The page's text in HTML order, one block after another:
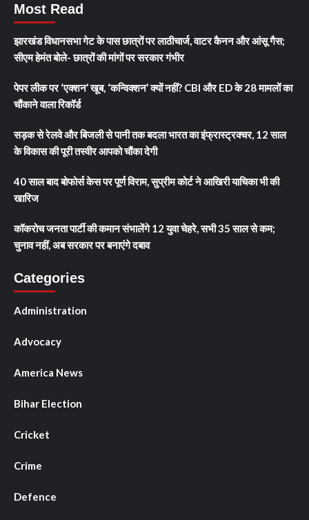
Most Read
झारखंड विधानसभा गेट के पास छात्रों पर लाठीचार्ज, वाटर कैनन और आंसू गैस;
सीएम हेमंत बोले- छात्रों की मांगों पर सरकार गंभीर
पेपर लीक पर ‘एक्शन’ खूब, ‘कन्विक्शन’ क्यों नहीं? CBI और ED के 28 मामलों का
चौंकाने वाला रिकॉर्ड
सड़क से रेलवे और बिजली से पानी तक बदला भारत का इंफ्रास्ट्रक्चर, 12 साल
के विकास की पूरी तस्वीर आपको चौंका देगी
40 साल बाद बोफोर्स केस पर पूर्ण विराम, सुप्रीम कोर्ट ने आखिरी याचिका भी की
खारिज
कॉकरोच जनता पार्टी की कमान संभालेंगे 12 युवा चेहरे, सभी 35 साल से कम;
चुनाव नहीं, अब सरकार पर बनाएंगे दबाव
Categories
Administration
Advocacy
America News
Bihar Election
Cricket
Crime
Defence